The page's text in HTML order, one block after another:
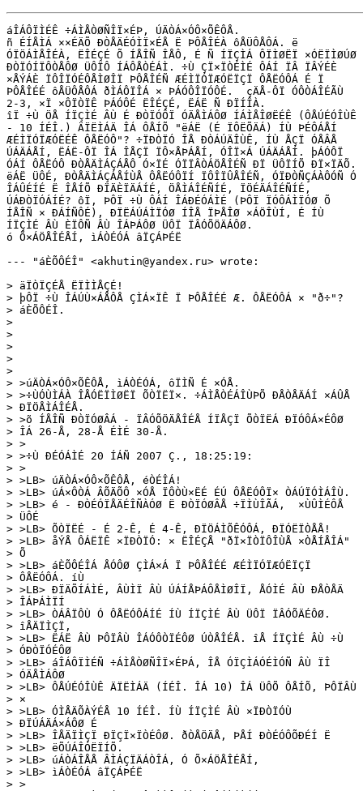
áÎÁÔÏÌÉÊ ÷ÁÌÅÒØÑÎÏ×ÉÞ, ÚÄÒÁ×ÓÔ×ÕÊÔÅ.
ñ ÉÍÅÌÁ ××ÉÄÕ ÐÒÅÄÉÓÌÏ×ÉÅ Ë ÞÔÅÎÉÀ ôÅÜÔÅÔÁ. ë
ÓÏÖÁÌÅÎÉÀ, ËÎÉÇÉ Õ ÍÅÎÑ ÎÅÔ, É Ñ ÍÏÇÌÁ ÔÏÌØËÏ ×ÓËÏÌØÚØ
ÐÒÏÓÍÏÔÒÅÔØ ÜÔÏÔ ÍÁÔÅÒÉÁÌ. ÷Ù ÇÏ×ÏÒÉÌÉ ÔÁÍ ÏÂ ÏÂÝÉÈ
×ÅÝÁÈ ÏÔÎÏÓÉÔÅÌØÎÏ ÞÔÅÎÉÑ ÆÉÌÏÓÏÆÓËÏÇÏ ÔÅËÓÔÁ É Ï
ÞÔÅÎÉÉ ôÅÜÔÅÔÁ ðÌÁÔÏÎÁ × ÞÁÓÔÎÏÓÔÉ.  çÄÅ-ÔÏ ÓÔÒÁÎÉÃÙ
2-3, ×Ï ×ÔÏÒÏÊ ÞÁÓÔÉ ËÎÉÇÉ, ËÁË Ñ ÐÏÍÎÀ.
îÏ ÷Ù ÖÅ ÍÏÇÌÉ ÂÙ É ÐÒÏÓÔÏ ÓÄÅÌÁÔØ ÍÁÌÅÎØËÉÊ (ÔÅÚÉÓÎÙÊ
- 10 ÍÉÎ.) ÄÏËÌÁÄ ÎÁ ÔÅÍÕ "ëÁË (É ÏÔËÕÄÁ) ÍÙ ÞÉÔÁÅÍ
ÆÉÌÏÓÏÆÓËÉÊ ÔÅËÓÔ"? ÷ÏÐÒÏÓ ÎÅ ÐÒÁÚÄÎÙÊ, ÍÙ ÅÇÏ ÓÅÂÅ
ÚÁÄÁÅÍ, ËÁË-ÔÏ ÎÁ ÎÅÇÏ ÏÔ×ÅÞÁÅÍ, ÓÎÏ×Á ÚÁÄÁÅÍ. þÁÓÔÏ
ÓÁÍ ÔÅËÓÔ ÐÒÅÄÌÁÇÁÅÔ Ó×ÏÉ ÓÏÏÂÒÁÖÅÎÉÑ ÐÏ ÜÔÏÍÕ ÐÏ×ÏÄÕ.
ëÁË ÜÔÉ, ÐÒÅÄÌÁÇÁÅÍÙÅ ÔÅËÓÔÏÍ ÏÔÎÏÛÅÎÉÑ, ÓÏÐÒÑÇÁÀÔÓÑ Ó
ÎÁÛÉÍÉ Ë ÎÅÍÕ ÐÏÄÈÏÄÁÍÉ, ÖÅÌÁÎÉÑÍÉ, ÏÖÉÄÁÎÉÑÍÉ,
ÚÁÐÒÏÓÁÍÉ? ôÏ, ÞÔÏ ÷Ù ÔÁÍ ÎÁÐÉÓÁÌÉ (ÞÔÏ ÏÓÔÁÌÏÓØ Õ
ÍÅÎÑ × ÐÁÍÑÔÉ), ÐÏËÁÚÁÌÏÓØ ÍÎÅ ÏÞÅÎØ ×ÁÖÎÙÍ, É ÍÙ
ÍÏÇÌÉ ÂÙ ÈÏÔÑ ÂÙ ÎÁÞÁÔØ ÜÔÏ ÏÂÓÕÖÄÁÔØ.
ó Õ×ÁÖÅÎÉÅÍ, ìÁÒÉÓÁ âÏÇÁÞÉË
--- "áÈÕÔÉÎ" <akhutin@yandex.ru> wrote:
> äÏÒÏÇÉÅ ËÏÌÌÅÇÉ!
> þÔÏ ÷Ù ÎÁÚÙ×ÁÅÔÅ ÇÌÁ×ÏÊ Ï ÞÔÅÎÉÉ Æ. ÔÅËÓÔÁ × "ð÷"?
> áÈÕÔÉÎ.
>
>
>
>
>
> >úÄÒÁ×ÓÔ×ÕÊÔÅ, ìÁÒÉÓÁ, ôÏÌÑ É ×ÓÅ.
> >÷ÙÓÙÌÁÀ ÎÅÓËÏÌØËÏ ÕÒÏËÏ×. ÷ÁÌÅÒÉÁÎÙÞÕ ÐÅÒÅÄÁÍ ×ÁÛÅ
> ÐÏÖÅÌÁÎÉÅ.
> >õ ÍÅÎÑ ÐÒÏÓØÂÁ - ÏÂÓÕÖÄÅÎÉÅ ÍÏÅÇÏ ÕÒÏËÁ ÐÏÓÔÁ×ÉÔØ
> ÎÁ 26-Å, 28-Å ÉÌÉ 30-Å.
> >
> >÷Ù ÐÉÓÁÌÉ 20 ÍÁÑ 2007 Ç., 18:25:19:
> >
> >LB> úÄÒÁ×ÓÔ×ÕÊÔÅ, éÒÉÎÁ!
> >LB> úÁ×ÔÒÁ ÂÕÄÕÔ ×ÓÅ ÏÔÒÙ×ËÉ ÉÚ ÔÅËÓÔÏ× ÒÁÚÏÓÌÁÎÙ.
> >LB> é - ÐÒÉÓÏÅÄÉÎÑÀÓØ Ë ÐÒÏÓØÂÅ ÷ÏÌÙÎÃÁ,  ×ÙÛÌÉÔÅ
> ÜÔÉ
> >LB> ÕÒÏËÉ - É 2-Ê, É 4-Ê, ÐÏÖÁÌÕÊÓÔÁ, ÐÏÓËÏÒÅÅ!
> >LB> åÝÅ ÔÁËÏÊ ×ÏÐÒÏÓ: × ËÎÉÇÅ "ðÏ×ÏÒÏÔÎÙÅ ×ÒÅÍÅÎÁ"
> Õ
> >LB> áÈÕÔÉÎÁ ÅÓÔØ ÇÌÁ×Á Ï ÞÔÅÎÉÉ ÆÉÌÏÓÏÆÓËÏÇÏ
> ÔÅËÓÔÁ. íÙ
> >LB> ÐÏÄÕÍÁÌÉ, ÂÙÌÏ ÂÙ ÚÁÍÅÞÁÔÅÌØÎÏ, ÅÓÌÉ ÂÙ ÐÅÒÅÄ
> ÎÁÞÁÌÏÍ
> >LB> ÒÁÂÏÔÙ Ó ÔÅËÓÔÁÍÉ ÍÙ ÍÏÇÌÉ ÂÙ ÜÔÏ ÏÂÓÕÄÉÔØ.
> îÅÄÏÌÇÏ,
> >LB> ËÁË ÂÙ ÞÔÏÂÙ ÎÁÓÔÒÏÉÔØ ÚÒÅÎÉÅ. îÅ ÍÏÇÌÉ ÂÙ ÷Ù
> ÓÐÒÏÓÉÔØ
> >LB> áÎÁÔÏÌÉÑ ÷ÁÌÅÒØÑÎÏ×ÉÞÁ, ÎÅ ÓÏÇÌÁÓÉÌÓÑ ÂÙ ÏÎ
> ÓÄÅÌÁÔØ
> >LB> ÔÅÚÉÓÎÙÊ ÄÏËÌÁÄ (ÍÉÎ. ÎÁ 10) ÎÁ ÜÔÕ ÔÅÍÕ, ÞÔÏÂÙ
> ×
> >LB> ÓÌÅÄÕÀÝÉÅ 10 ÍÉÎ. ÍÙ ÍÏÇÌÉ ÂÙ ×ÏÐÒÏÓÙ
> ÐÏÚÁÄÁ×ÁÔØ É
> >LB> ÎÅÄÏÌÇÏ ÐÏÇÏ×ÏÒÉÔØ. ðÒÅÖÄÅ, ÞÅÍ ÐÒÉÓÔÕÐÉÍ Ë
> >LB> ëÕÚÁÎÓËÏÍÕ.
> >LB> úÁÒÁÎÅÅ ÂÌÁÇÏÄÁÒÎÁ, Ó Õ×ÁÖÅÎÉÅÍ,
> >LB> ìÁÒÉÓÁ âÏÇÁÞÉË
> >